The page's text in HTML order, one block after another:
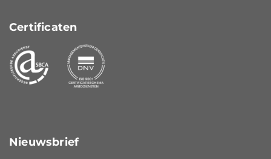
Certificaten
Nieuwsbrief